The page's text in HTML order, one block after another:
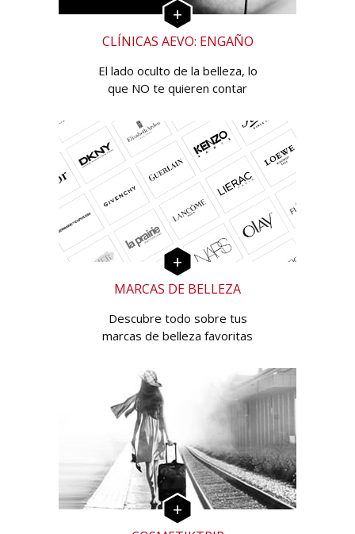
CLÍNICAS AEVO: ENGAÑO
El lado oculto de la belleza, lo
que NO te quieren contar
MARCAS DE BELLEZA
Descubre todo sobre tus
marcas de belleza favoritas